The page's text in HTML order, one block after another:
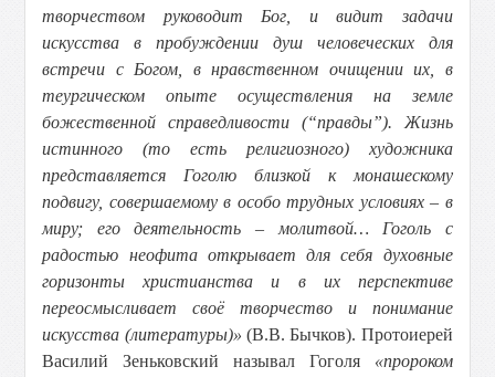
творчеством руководит Бог, и видит задачи
искусства в пробуждении душ человеческих для
встречи с Богом, в нравственном очищении их, в
теургическом опыте осуществления на земле
божественной справедливости (“правды”). Жизнь
истинного (то есть религиозного) художника
представляется Гоголю близкой к монашескому
подвигу, совершаемому в особо трудных условиях – в
миру; его деятельность – молитвой… Гоголь с
радостью неофита открывает для себя духовные
горизонты христианства и в их перспективе
переосмысливает своё творчество и понимание
искусства (литературы)» (В.В. Бычков). Протоиерей
Василий Зеньковский называл Гоголя «пророком